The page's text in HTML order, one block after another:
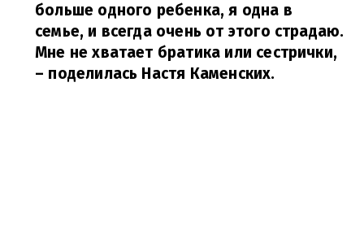
больше одного ребенка, я одна в
семье, и всегда очень от этого страдаю.
Мне не хватает братика или сестрички,
– поделилась Настя Каменских.